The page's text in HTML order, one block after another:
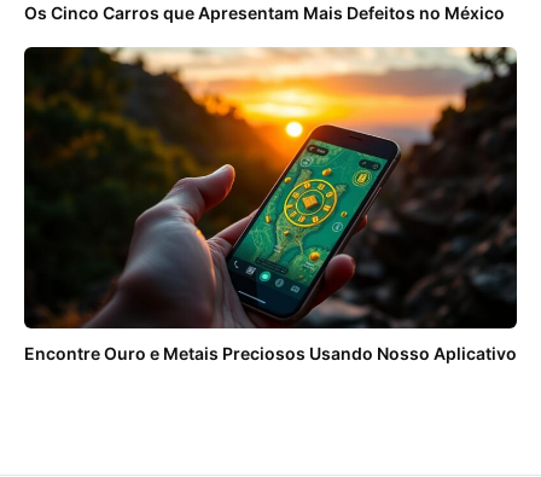
Os Cinco Carros que Apresentam Mais Defeitos no México
Encontre Ouro e Metais Preciosos Usando Nosso Aplicativo